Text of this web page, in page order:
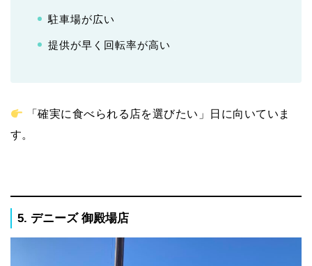
駐車場が広い
提供が早く回転率が高い
「確実に食べられる店を選びたい」日に向いていま
す。
5. デニーズ 御殿場店